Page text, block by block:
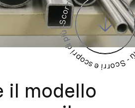
Scorri e scopri di più - Scorri e scopri di
il modello